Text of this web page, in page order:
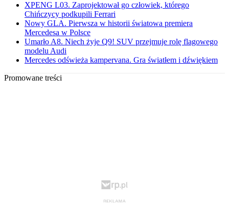
XPENG L03. Zaprojektował go człowiek, którego
Chińczycy podkupili Ferrari
Nowy GLA. Pierwsza w historii światowa premiera
Mercedesa w Polsce
Umarło A8. Niech żyje Q9! SUV przejmuje rolę flagowego
modelu Audi
Mercedes odświeża kampervana. Gra światłem i dźwiękiem
Promowane treści